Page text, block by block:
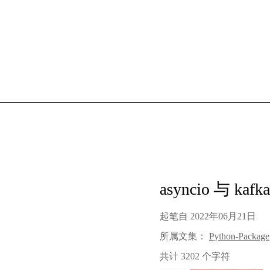
asyncio 与 kafka
起笔自 2022年06月21日
所属文集： Python-Package
共计 3202 个字符